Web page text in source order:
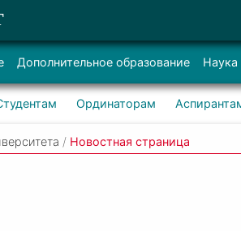
Дополнительное образование Наука
Ординаторам
/ Новостная страница